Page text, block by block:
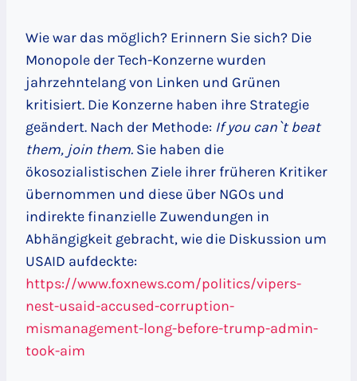
Wie war das möglich? Erinnern Sie sich? Die
Monopole der Tech-Konzerne wurden
jahrzehntelang von Linken und Grünen
kritisiert. Die Konzerne haben ihre Strategie
geändert. Nach der Methode: If you can`t beat
them, join them. Sie haben die
ökosozialistischen Ziele ihrer früheren Kritiker
übernommen und diese über NGOs und
indirekte finanzielle Zuwendungen in
Abhängigkeit gebracht, wie die Diskussion um
USAID aufdeckte:
https://www.foxnews.com/politics/vipers-
nest-usaid-accused-corruption-
mismanagement-long-before-trump-admin-
took-aim